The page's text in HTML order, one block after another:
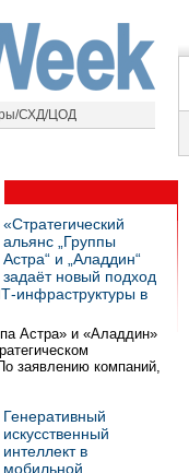
СХД/ЦОД
«Стратегический
альянс „Группы
Астра“ и „Аладдин“
задаёт новый подход
инфраструктуры в
Астра» и «Аладдин»
заявлению компаний,
Генеративный
искусственный
интеллект в
мобильной